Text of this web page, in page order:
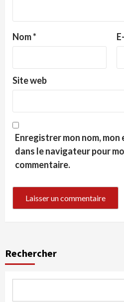
Nom*
Site web
Enregistrer mon nom, mon
dans le navigateur pour
commentaire.
Rechercher